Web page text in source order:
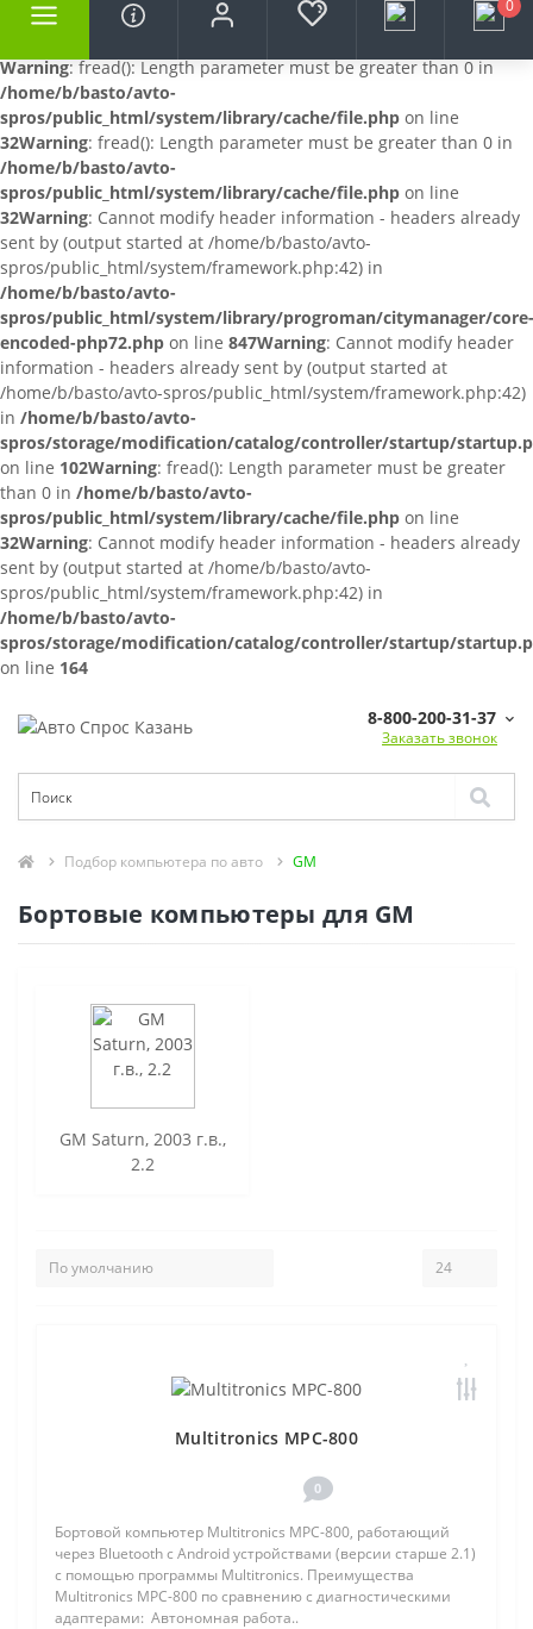
Warning: fread(): Length parameter must be greater than 0 in
/home/b/basto/avto-
spros/public_html/system/library/cache/file.php on line
32Warning: fread(): Length parameter must be greater than 0 in
/home/b/basto/avto-
spros/public_html/system/library/cache/file.php on line
32Warning: Cannot modify header information - headers already
sent by (output started at /home/b/basto/avto-
spros/public_html/system/framework.php:42) in
/home/b/basto/avto-
spros/public_html/system/library/progroman/citymanager/core-
encoded-php72.php on line 847Warning: Cannot modify header
information - headers already sent by (output started at
/home/b/basto/avto-spros/public_html/system/framework.php:42)
in /home/b/basto/avto-
spros/storage/modification/catalog/controller/startup/
on line 102Warning: fread(): Length parameter must be greater
than 0 in /home/b/basto/avto-
spros/public_html/system/library/cache/file.php on line
32Warning: Cannot modify header information - headers already
sent by (output started at /home/b/basto/avto-
spros/public_html/system/framework.php:42) in
/home/b/basto/avto-
spros/storage/modification/catalog/controller/startup/
on line 164
0
8-800-200-31-37
Заказать звонок
Подбор компьютера по авто GM
Бортовые компьютеры для GM
GM Saturn, 2003 г.в.,
2.2
Multitronics MPC-800
0
Бортовой компьютер Multitronics MPC-800, работающий
через Bluetooth с Android устройствами (версии старше 2.1)
с помощью программы Multitronics. Преимущества
Multitronics MPC-800 по сравнению с диагностическими
адаптерами: Автономная работа..